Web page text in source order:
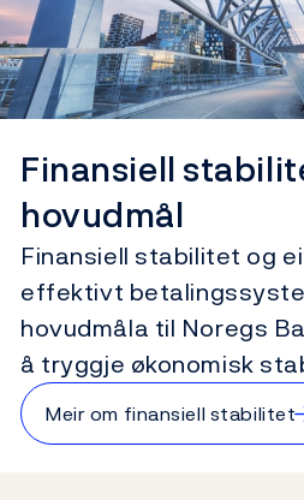
Finansiell
hovudmål
Finansiell stabilitet og
effektivt
hovudmåla til Noregs
å tryggje økonomisk
Meir om finansiell stabilitet